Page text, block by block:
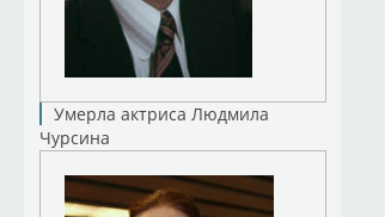
Умерла актриса Людмила
Чурсина